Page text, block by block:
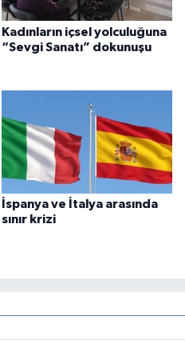
Kadınların içsel yolculuğuna
“Sevgi Sanatı” dokunuşu
İspanya ve İtalya arasında
sınır krizi